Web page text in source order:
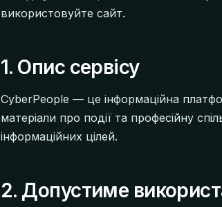
використовуйте сайт.
1. Опис сервісу
CyberPeople — це інформаційна
матеріали про події та професійну
інформаційних цілей.
2. Допустиме